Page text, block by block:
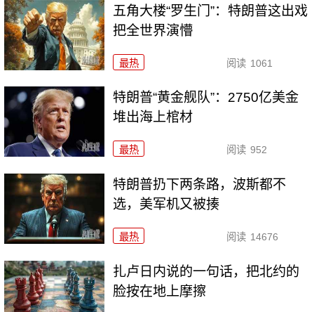
五角大楼“罗生门”：特朗普这出戏
把全世界演懵
最热 阅读 1061
特朗普“黄金舰队”：2750亿美金
堆出海上棺材
最热 阅读 952
特朗普扔下两条路，波斯都不
选，美军机又被揍
最热 阅读 14676
扎卢日内说的一句话，把北约的
脸按在地上摩擦